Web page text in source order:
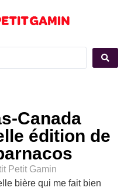
Canada
édition de
Petit Gamin
bière qui me fait bien